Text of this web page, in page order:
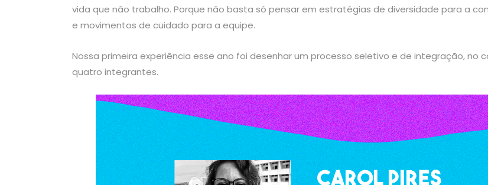
vida que não trabalho. Porque não basta só pensar em estratégias de diversidade para a
e movimentos de cuidado para a equipe.
Nossa primeira experiência esse ano foi desenhar um processo seletivo e de integração,
quatro integrantes.